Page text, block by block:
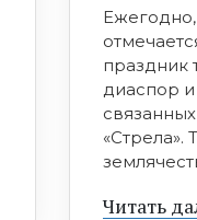
праздник
диаспор и
«Стрела».
Читать